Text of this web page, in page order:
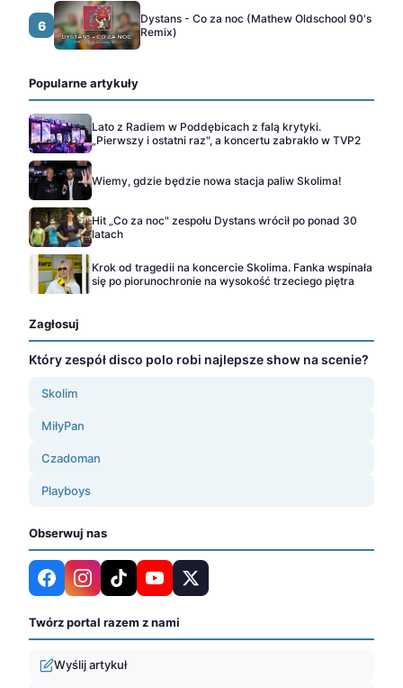
6
Dystans - Co za noc (Mathew Oldschool 90's
Remix)
Popularne artykuły
Lato z Radiem w Poddębicach z falą krytyki.
„Pierwszy i ostatni raz", a koncertu zabrakło w TVP2
Wiemy, gdzie będzie nowa stacja paliw Skolima!
Hit „Co za noc" zespołu Dystans wrócił po ponad 30
latach
Krok od tragedii na koncercie Skolima. Fanka wspinała
się po piorunochronie na wysokość trzeciego piętra
Zagłosuj
Który zespół disco polo robi najlepsze show na scenie?
Skolim
MiłyPan
Czadoman
Playboys
Obserwuj nas
Twórz portal razem z nami
Wyślij artykuł